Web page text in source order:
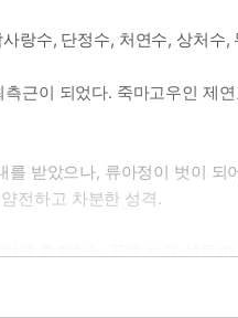
랑수, 단정수, 처연수, 상처수
근이 되었다. 죽마고우인 제
받았으나, 류아정이 벗이
전하고 차분한 성격.
게 후회하는 공을 보고 싶을 때